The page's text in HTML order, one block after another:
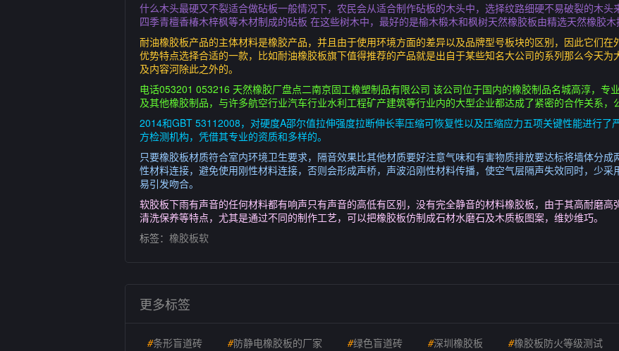
什么木头最硬又不裂适合做砧板一般情况下，农民会从适合制作砧板的木头中，选择纹路细硬不易破裂的木
四季青檀香椿木梓枫等木材制成的砧板 在这些树木中，最好的是榆木椴木和枫树天然橡胶板由精选天然橡胶木
耐油橡胶板产品的主体材料是橡胶产品，并且由于使用环境方面的差异以及品牌型号板块的区别，因此它们
优势特点选择合适的一款，比如耐油橡胶板旗下值得推荐的产品就是出自于某些知名大公司的系列那么今天
及内容河除此之外的。
电话053201 053216 天然橡胶厂盘点二南京固工橡塑制品有限公司 该公司位于国内的橡胶制品名城高淳，专
及其他橡胶制品，与许多航空行业汽车行业水利工程矿产建筑等行业内的大型企业都达成了紧密的合作关系，
2014和GBT 53112008，对硬度A邵尔值拉伸强度拉断伸长率压缩可恢复性以及压缩应力五项关键性能进行了
方检测机构，凭借其专业的资质和多样的。
只要橡胶板材质符合室内环境卫生要求，隔音效果比其他材质要好注意气味和有害物质排放要达标将墙体分
性材料连接，避免使用刚性材料连接，否则会形成声桥，声波沿刚性材料传播，使空气层隔声失效同时，少
易引发吻合。
软胶板下雨有声音的任何材料都有响声只有声音的高低有区别，没有完全静音的材料橡胶板，由于其高耐磨
清洗保养等特点，尤其是通过不同的制作工艺，可以把橡胶板仿制成石材水磨石及木质板图案，维妙维巧。
标签： 橡胶板软
更多标签
#条形盲道砖 #防静电橡胶板的厂家 #绿色盲道砖 #深圳橡胶板 #橡胶板防火等级测试